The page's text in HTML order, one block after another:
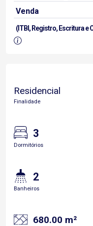
Venda
(ITBI, Registro, Escritura e
Residencial
Finalidade
3
Dormitórios
2
Banheiros
680.00 m²